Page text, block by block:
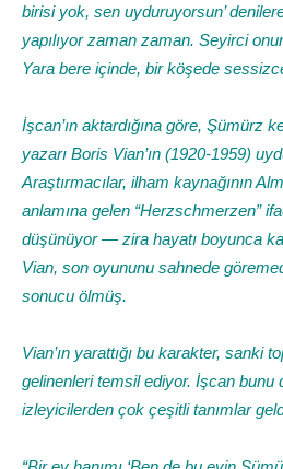
birisi yok, sen uyduruyorsun’
yapılıyor zaman zaman. Seyirci
Yara bere içinde, bir köşede
İşcan’ın aktardığına göre, Şümürz
yazarı Boris Vian’ın (1920-1959)
Araştırmacılar, ilham kaynağının
anlamına gelen “Herzschmerzen”
düşünüyor — zira hayatı boyunca
Vian, son oyununu sahnede
sonucu ölmüş.
Vian’ın yarattığı bu karakter, sanki
gelinenleri temsil ediyor. İşcan bunu
izleyicilerden çok çeşitli tanımlar